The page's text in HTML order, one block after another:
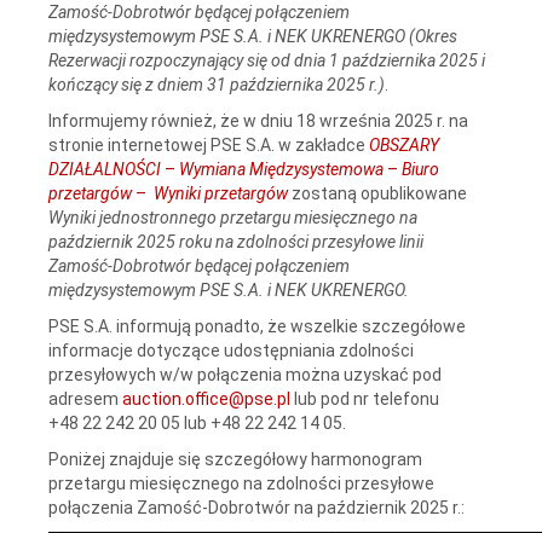
Zamość‑Dobrotwór będącej połączeniem
międzysystemowym PSE S.A. i NEK UKRENERGO (Okres
Rezerwacji rozpoczynający się od dnia 1 października 2025 i
kończący się z dniem 31 października 2025 r.)
Informujemy również, że w dniu 18 września 2025 r. na
stronie internetowej PSE S.A. w zakładce OBSZARY
DZIAŁALNOŚCI – Wymiana Międzysystemowa – Biuro
przetargów– Wyniki przetargówzostaną opublikowane
Wyniki jednostronnego przetargu miesięcznego na
październik 2025 roku na zdolności przesyłowe linii
Zamość‑Dobrotwór będącej połączeniem
międzysystemowym PSE S.A. i NEK UKRENERGO.
PSE S.A. informują ponadto, że wszelkie szczegółowe
informacje dotyczące udostępniania zdolności
przesyłowych w/w połączenia można uzyskać pod
adresem auction.office@pse.pl
lub pod nr telefonu
+48 22 242 20 05 lub +48 22 242 14 05.
Poniżej znajduje się szczegółowy harmonogram
przetargu miesięcznego na zdolności przesyłowe
połączenia Zamość-Dobrotwór na październik 2025 r.: